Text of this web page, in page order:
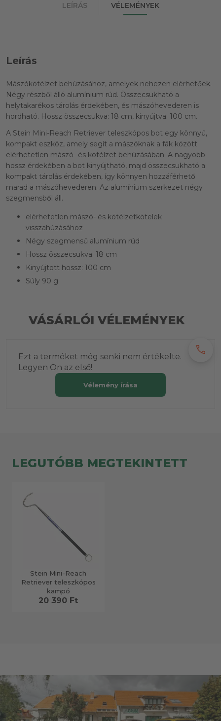
LEÍRÁS VÉLEMÉNYEK
Leírás
Mászókötélzet behúzásához, amelyek nehezen elérhetőek.
Négy részből álló alumínium rúd. Összecsukható a
helytakarékos tárolás érdekében, és mászóhevederen is
hordható. Hossz összecsukva: 18 cm, kinyújtva: 100 cm.
A Stein Mini-Reach Retriever teleszkópos bot egy könnyű,
kompakt eszköz, amely segít a mászóknak a fák között
elérhetetlen mászó- és kötélzet behúzásában. A nagyobb
hossz érdekében a bot kinyújtható, majd összecsukható a
kompakt tárolás érdekében, így könnyen hozzáférhető
marad a mászóhevederen. Az alumínium szerkezet négy
szegmensből áll.
elérhetetlen mászó- és kötélzetkötelek
visszahúzásához
Négy szegmensű alumínium rúd
Hossz összecsukva: 18 cm
Kinyújtott hossz: 100 cm
Súly 90 g
VÁSÁRLÓI VÉLEMÉNYEK
Ezt a terméket még senki nem értékelte.
Legyen Ön az első!
Vélemény írása
LEGUTÓBB MEGTEKINTETT
Stein Mini-Reach
Retriever teleszkópos
kampó
20 390 Ft
call